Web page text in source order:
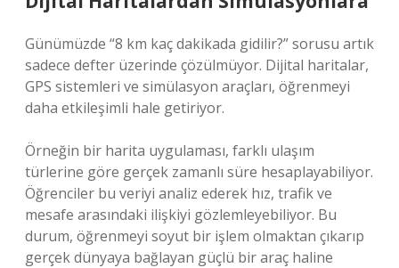
Günümüzde “8 km kaç dakikada gidilir?” sorusu artık
sadece defter üzerinde çözülmüyor. Dijital haritalar,
GPS sistemleri ve simülasyon araçları, öğrenmeyi
daha etkileşimli hale getiriyor.
Örneğin bir harita uygulaması, farklı ulaşım
türlerine göre gerçek zamanlı süre hesaplayabiliyor.
Öğrenciler bu veriyi analiz ederek hız, trafik ve
mesafe arasındaki ilişkiyi gözlemleyebiliyor. Bu
durum, öğrenmeyi soyut bir işlem olmaktan çıkarıp
gerçek dünyaya bağlayan güçlü bir araç haline